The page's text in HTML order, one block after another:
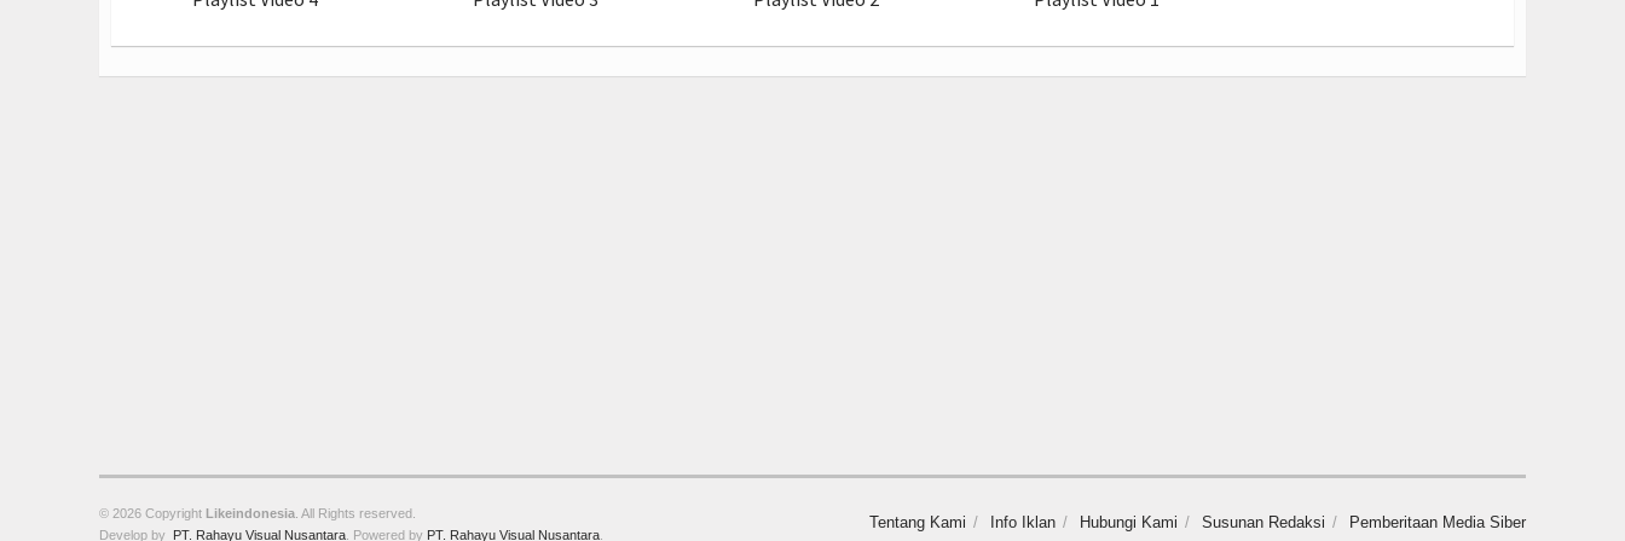
Tentang Kami Info Iklan Hubungi Kami Susunan Redaksi Pemberitaan Media Siber
© 2026 Copyright Likeindonesia . All Rights reserved.
Develop by PT. Rahayu Visual Nusantara . Powered by PT. Rahayu Visual Nusantara